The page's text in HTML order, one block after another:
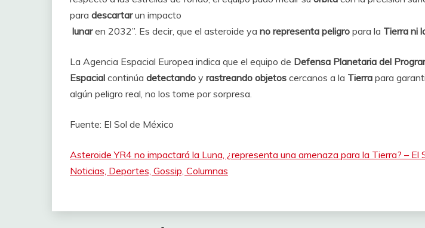
para descartarun impacto
lunaren 2032”. Es decir, que el asteroide ya no representa peligro para la Tierra ni
La Agencia Espacial Europea indica que el equipo de Defensa Planetaria del
Espacial continúa detectando y rastreando objetos cercanos a la Tierra para
algún peligro real, no los tome por sorpresa.
Fuente: El Sol de México
Asteroide YR4 no impactará la Luna, ¿representa una amenaza para la Tierra? – El
Noticias, Deportes, Gossip, Columnas